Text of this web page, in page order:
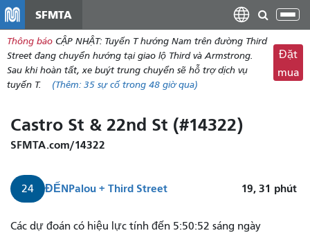
dung
SFMTA
Thông báo CẬP NHẬT: Tuyến T hướng Nam trên đường Third
Street đang chuyển hướng tại giao lộ Third và Armstrong.
Sau khi hoàn tất, xe buýt trung chuyển sẽ hỗ trợ dịch vụ
tuyến T.
(Thêm: 35 sự cố trong 48 giờ qua)
Đặt
mua
Castro St & 22nd St (#14322)
SFMTA.com/14322
24 ĐẾNPalou + Third Street 19, 31 phút
Các dự đoán có hiệu lực tính đến 5:50:52 sáng ngày